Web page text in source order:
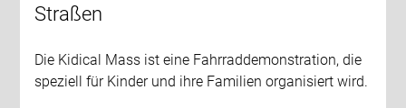
Straßen
Die Kidical Mass ist eine Fahrraddemonstration, die
speziell für Kinder und ihre Familien organisiert wird.